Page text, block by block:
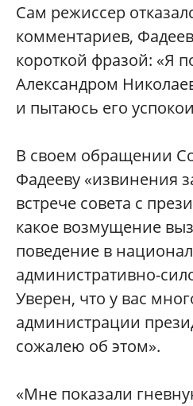
Сам режиссер
комментариев,
короткой фразой: «Я
Александром
и пытаюсь его
В своем обращении
Фадееву «извинения
встрече совета с
какое возмущение
поведение в
административно-
Уверен, что у вас
администрации
сожалею об этом».
«Мне показали